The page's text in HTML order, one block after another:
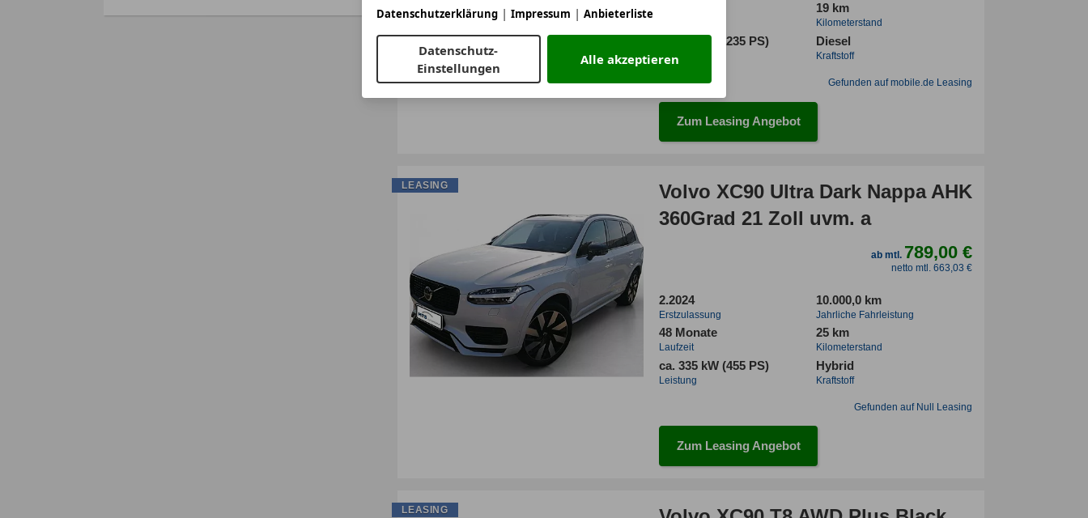
19 km
Kilometerstand
ca. 173 kW (235 PS)
Leistung
Diesel
Kraftstoff
Gefunden auf mobile.de Leasing
Zum Leasing Angebot
Volvo XC90 Ultra Dark Nappa AHK
360Grad 21 Zoll uvm. a
ab mtl. 789,00 €
netto mtl. 663,03 €
2.2024
Erstzulassung
10.000,0 km
Jahrliche Fahrleistung
48 Monate
Laufzeit
25 km
Kilometerstand
ca. 335 kW (455 PS)
Leistung
Hybrid
Kraftstoff
Gefunden auf Null Leasing
Zum Leasing Angebot
LEASING
LEASING
Datenschutzerklärung | Impressum | Anbieterliste
Datenschutz-
Einstellungen
Alle akzeptieren